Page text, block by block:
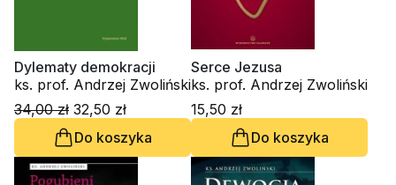
Dylematy demokracji
ks. prof. Andrzej Zwoliński
34,00 zł 32,50 zł
Do koszyka
Serce Jezusa
ks. prof. Andrzej Zwoliński
15,50 zł
Do koszyka